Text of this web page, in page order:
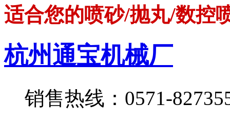
适合您的喷砂/抛丸/数控
杭州通宝机械厂
销售热线：0571-